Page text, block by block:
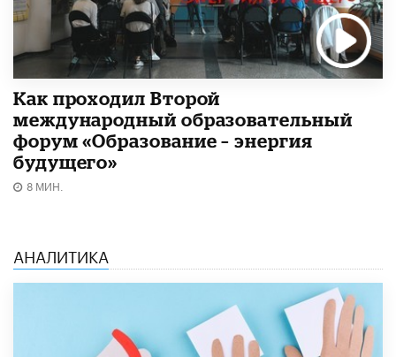
Как проходил Второй
международный образовательный
форум «Образование – энергия
будущего»​
8 МИН.
АНАЛИТИКА